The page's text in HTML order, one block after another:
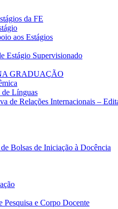
da FE
aos Estágios
Estágio Supervisionado
GRADUAÇÃO
Línguas
de Relações Internacionais –
Bolsas de Iniciação à Docência
Pesquisa e Corpo Docente